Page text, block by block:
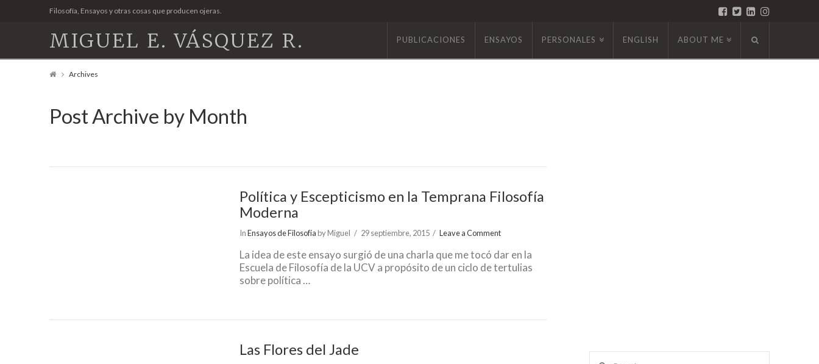
Filosofía, Ensayos y otras cosas que producen ojeras.
MIGUEL E. VÁSQUEZ R. PUBLICACIONES ENSAYOS PERSONALES ENGLISH ABOUT ME
Archives
Post Archive by Month
Política y Escepticismo en la Temprana Filosofía
Moderna
InEnsayos de Filosofía by Miguel 29 septiembre, 2015 Leave a Comment
La idea de este ensayo surgió de una charla que me tocó dar en la
Escuela de Filosofía de la UCV a propósito de un ciclo de tertulias
sobre política …
Las Flores del Jade